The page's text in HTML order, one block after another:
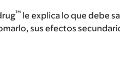
™ le explica lo que debe
sus efectos